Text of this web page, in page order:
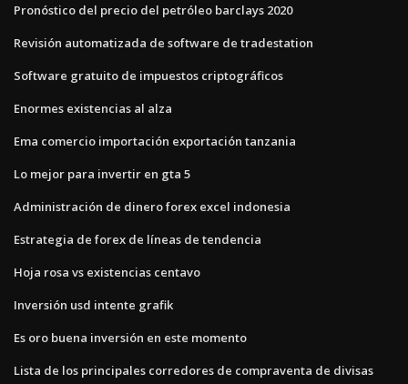
Pronóstico del precio del petróleo barclays 2020
Revisión automatizada de software de tradestation
Software gratuito de impuestos criptográficos
Enormes existencias al alza
Ema comercio importación exportación tanzania
Lo mejor para invertir en gta 5
Administración de dinero forex excel indonesia
Estrategia de forex de líneas de tendencia
Hoja rosa vs existencias centavo
Inversión usd intente grafik
Es oro buena inversión en este momento
Lista de los principales corredores de compraventa de divisas